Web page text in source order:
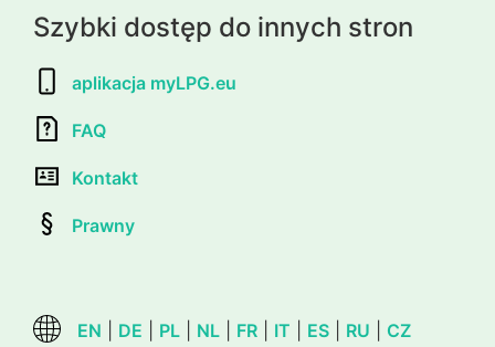
Szybki dostęp do innych stron
aplikacja myLPG.eu
FAQ
Kontakt
Prawny
EN DE PL NL FR IT ES RU CZ